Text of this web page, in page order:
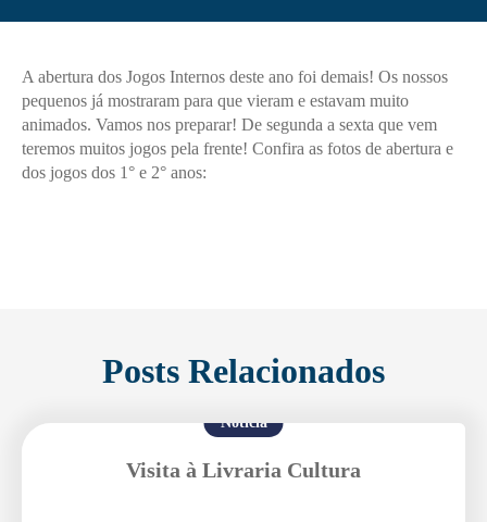
A abertura dos Jogos Internos deste ano foi demais! Os nossos
pequenos já mostraram para que vieram e estavam muito
animados. Vamos nos preparar! De segunda a sexta que vem
teremos muitos jogos pela frente! Confira as fotos de abertura e
dos jogos dos 1° e 2° anos:
Posts Relacionados
Notícia
Visita à Livraria Cultura